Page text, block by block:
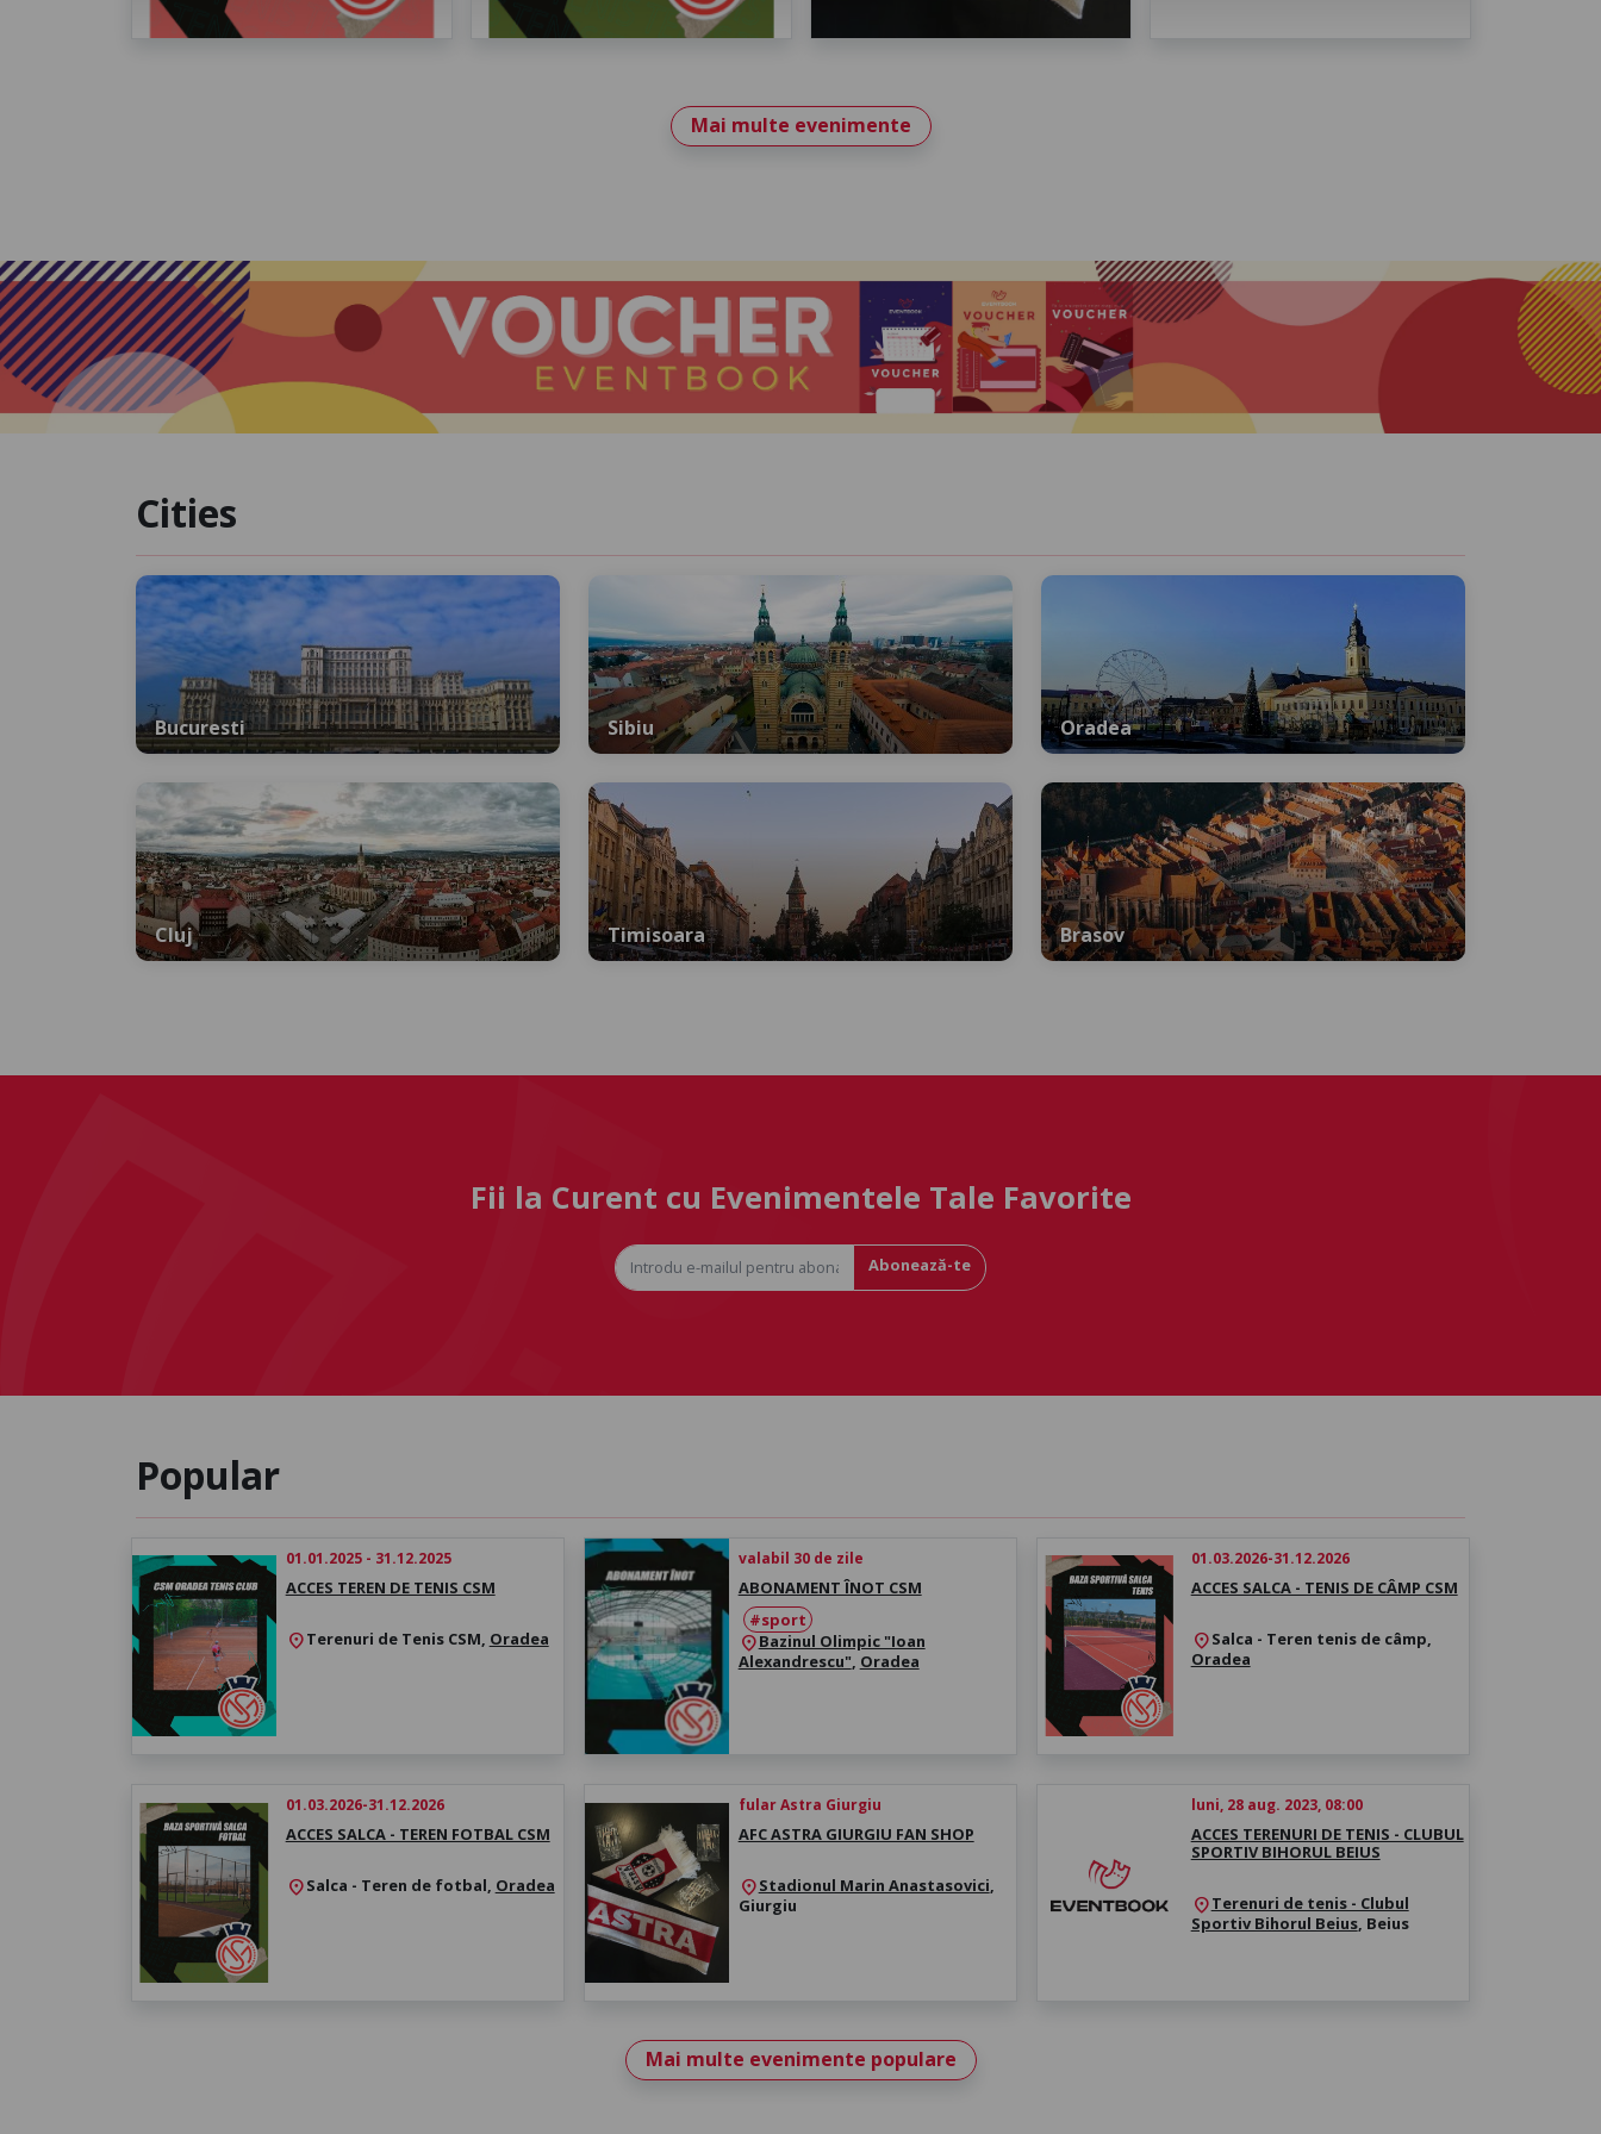
Mai multe evenimente
Cities
Bucuresti Sibiu Oradea
Cluj Timisoara Brasov
Fii la Curent cu Evenimentele Tale Favorite
Abonează-te
Popular
01.01.2025 - 31.12.2025
ACCES TEREN DE TENIS CSM
location_onTerenuri de Tenis CSM, Oradea
valabil 30 de zile
ABONAMENT ÎNOT CSM
#sport
location_onBazinul Olimpic "Ioan
Alexandrescu", Oradea
01.03.2026-31.12.2026
ACCES SALCA - TENIS DE CÂMP CSM
location_onSalca - Teren tenis de câmp,
Oradea
01.03.2026-31.12.2026
ACCES SALCA - TEREN FOTBAL CSM
location_onSalca - Teren de fotbal, Oradea
fular Astra Giurgiu
AFC ASTRA GIURGIU FAN SHOP
location_onStadionul Marin Anastasovici,
Giurgiu
luni, 28 aug. 2023, 08:00
ACCES TERENURI DE TENIS - CLUBUL
SPORTIV BIHORUL BEIUS
location_onTerenuri de tenis - Clubul
Sportiv Bihorul Beius, Beius
Mai multe evenimente populare